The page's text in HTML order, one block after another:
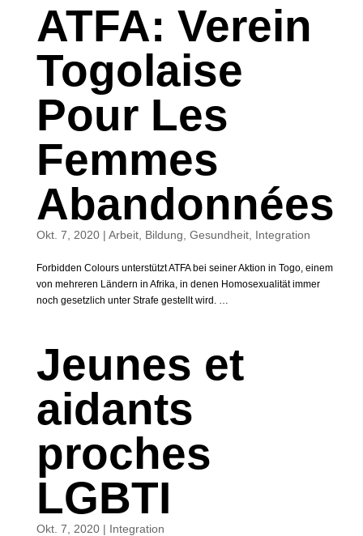
ATFA: Verein
Togolaise
Pour Les
Femmes
Abandonnées
Okt. 7, 2020| Arbeit, Bildung Gesundheit, Integration
Forbidden Colours unterstützt ATFA bei seiner Aktion in Togo, einem
von mehreren Ländern in Afrika, in denen Homosexualität immer
noch gesetzlich unter Strafe gestellt wird. …
Jeunes et
aidants
proches
LGBTI
Okt. 7, 2020| Integration